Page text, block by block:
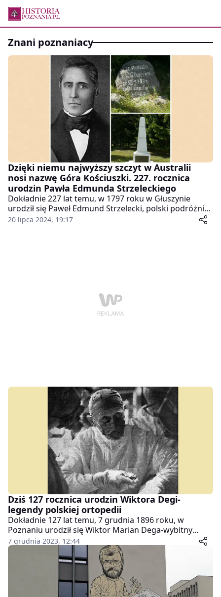
znani poznaniacy
Dzięki niemu najwyższy szczyt w Australii
nosi nazwę Góra Kościuszki. 227. rocznica
urodzin Pawła Edmunda Strzeleckiego
Dokładnie 227 lat temu, w 1797 roku w Głuszynie
urodził się Paweł Edmund Strzelecki, polski podróżnik,
badacz, geolog i odkrywca, który odbył 9-letnią podróż
20 lipca 2024, 19:17
Dziś 127 rocznica urodzin Wiktora Degi-
legendy polskiej ortopedii
Dokładnie 127 lat temu, 7 grudnia 1896 roku, w
Poznaniu urodził się Wiktor Marian Dega-wybitny
lekarz, profesor Uniwersytetu Poznańskiego, członek
Polskiej Akademii Nauk, a także jeden z założycieli
Polskiego Towarzystwa Ortopedycznego i
7 grudnia 2023, 12:44